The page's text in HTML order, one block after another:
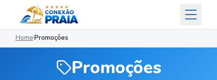
Home›Promoções
Promoções